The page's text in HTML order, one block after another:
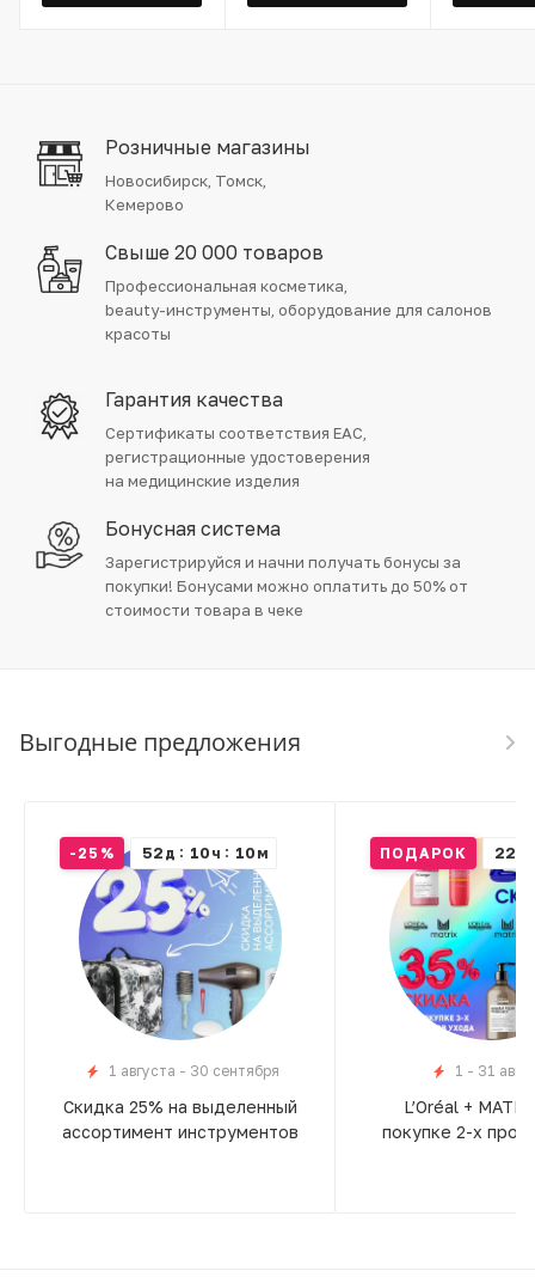
Розничные магазины
Новосибирск, Томск,
Кемерово
Свыше 20 000 товаров
Профессиональная косметика,
beauty-инструменты, оборудование для салонов
красоты
Гарантия качества
Сертификаты соответствия EAC,
регистрационные удостоверения
на медицинские изделия
Бонусная система
Зарегистрируйся и начни получать бонусы за
покупки! Бонусами можно оплатить до 50% от
стоимости товара в чеке
Выгодные предложения
1 августа - 30 сентября
Скидка 25% на выделенный
ассортимент инструментов
-25% 52 д 10 ч 10 м
1 - 31
L’Oréal +
покупке 2-х
ПОДАРОК 22